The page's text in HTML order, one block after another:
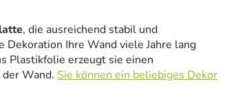
, die ausreichend stabil und
Dekoration Ihre Wand viele Jahre lang
Plastikfolie erzeugt sie einen
Wand. Sie können ein beliebiges Dekor